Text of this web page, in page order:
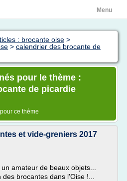
Menu
: brocante oise >
> calendrier des brocante de
pour le thème :
de picardie
ce thème
et vide-greniers 2017
amateur de beaux objets...
brocantes dans l'Oise !...